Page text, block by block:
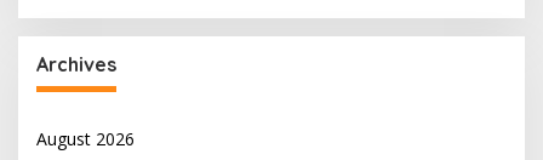
Archives
August 2026